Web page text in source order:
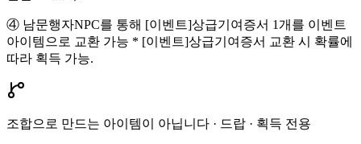
④ 남문행자NPC를 통해 [이벤트]상급기여증서 1개를 이벤트
아이템으로 교환 가능 * [이벤트]상급기여증서 교환 시 확률에
따라 획득 가능.
조합으로 만드는 아이템이 아닙니다 · 드랍 · 획득 전용